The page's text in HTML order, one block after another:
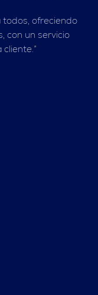
todos, ofreciendo
con un servicio